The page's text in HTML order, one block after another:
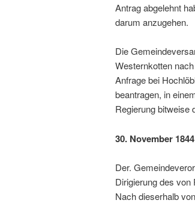
Antrag abgelehnt
darum anzugehen.
Die
Westernkotten
Anfrage bei
beantragen, in
Regierung bitweise
30. November 1844
Der.
Dirigierung des von
Nach dieserhalb